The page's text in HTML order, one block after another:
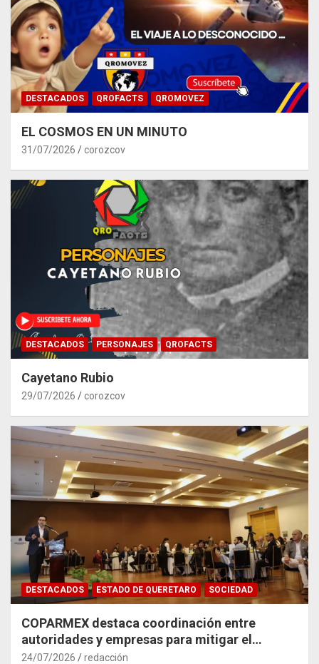
DESTACADOS QROFACTS QROMOVEZ
EL COSMOS EN UN MINUTO
31/07/2026 corozcov
DESTACADOS PERSONAJES QROFACTS
Cayetano Rubio
29/07/2026 corozcov
DESTACADOS ESTADO DE QUERETARO SOCIEDAD
COPARMEX destaca coordinación entre
autoridades y empresas para mitigar el
impacto del Tren México–Querétaro
24/07/2026 redacción